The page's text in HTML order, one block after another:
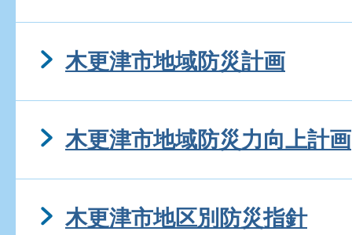
木更津市地域防災計画
木更津市地域防災力向上計画
木更津市地区別防災指針